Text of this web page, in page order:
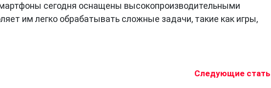
сегодня оснащены высокопроизводительными
им легко обрабатывать сложные задачи, такие как игры,
и многозадачность.
режимах и искусственный интеллект для оптимизации
Следующие